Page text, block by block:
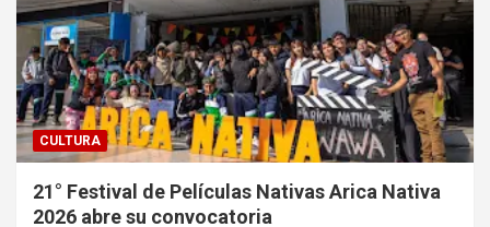
CULTURA
21° Festival de Películas Nativas Arica Nativa
2026 abre su convocatoria